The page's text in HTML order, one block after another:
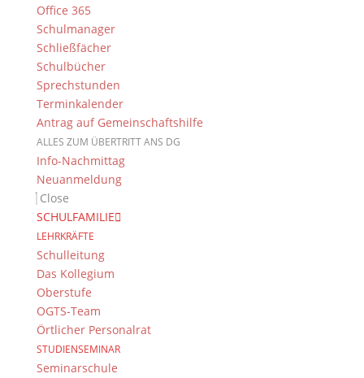
Office 365
Schulmanager
Schließfächer
Schulbücher
Sprechstunden
Terminkalender
Antrag auf Gemeinschaftshilfe
ALLES ZUM ÜBERTRITT ANS DG
Info-Nachmittag
Neuanmeldung
Close
SCHULFAMILIE
LEHRKRÄFTE
Schulleitung
Das Kollegium
Oberstufe
OGTS-Team
Örtlicher Personalrat
STUDIENSEMINAR
Seminarschule